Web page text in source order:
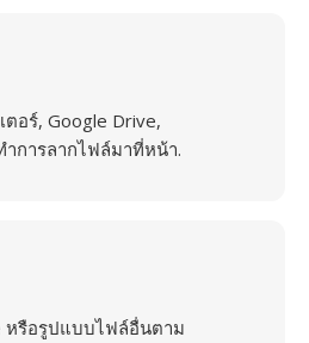
อร์, Google Drive,
ำการลากไฟล์มาที่หน้า.
หรือรูปแบบไฟล์อื่นตาม